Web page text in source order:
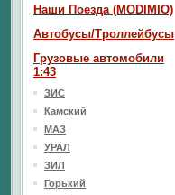
Наши Поезда (MODIMIO)
Автобусы/Троллейбусы
Грузовые автомобили
1:43
ЗИС
Камский
МАЗ
УРАЛ
ЗИЛ
Горький